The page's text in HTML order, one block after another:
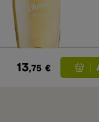
13,75 €